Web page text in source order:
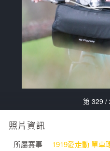
第 329 /
照片資訊
所屬賽事 1919愛走動 單車